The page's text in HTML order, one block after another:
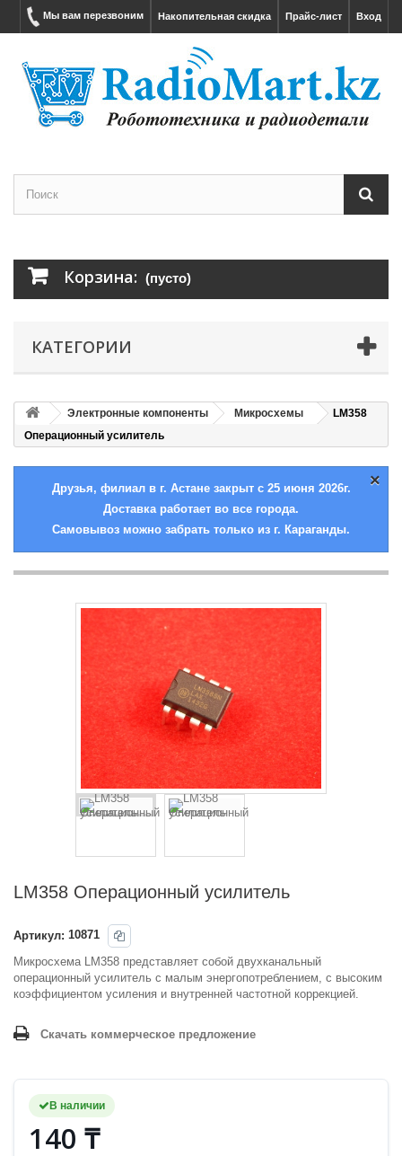
Вход
Прайс-лист
Накопительная скидка
Мы вам перезвоним
Корзина: (пусто)
КАТЕГОРИИ
Электронные компоненты Микросхемы
LM358
Операционный усилитель
×
Друзья, филиал в г. Астане закрыт с 25 июня 2026г.
Доставка работает во все города.
Самовывоз можно забрать только из г. Караганды.
LM358 Операционный усилитель
Артикул: 10871
Микросхема LM358 представляет собой двухканальный
операционный усилитель с малым энергопотреблением, с высоким
коэффициентом усиления и внутренней частотной коррекцией.
Скачать коммерческое предложение
В наличии
140 ₸